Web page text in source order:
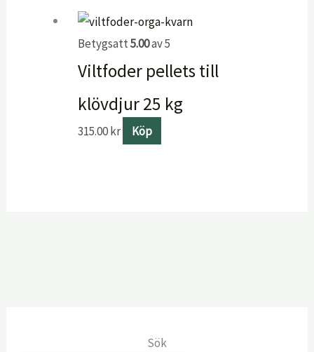
Sök
Betygsatt5.00av 5
Viltfoder pellets till
klövdjur 25 kg
315.00kr Köp